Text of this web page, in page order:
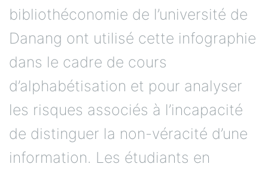
bibliothéconomie de l’université de
Danang ont utilisé cette infographie
dans le cadre de cours
d’alphabétisation et pour analyser
les risques associés à l’incapacité
de distinguer la non-véracité d’une
information. Les étudiants en